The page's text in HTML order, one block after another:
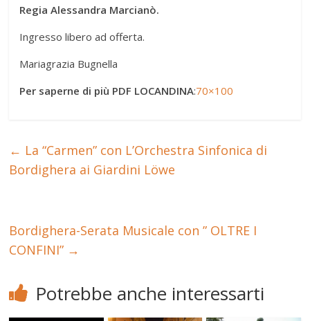
Regia Alessandra Marcianò.
Ingresso libero ad offerta.
Mariagrazia Bugnella
Per saperne di più PDF LOCANDINA:70×100
← La “Carmen” con L’Orchestra Sinfonica di
Bordighera ai Giardini Löwe
Bordighera-Serata Musicale con ” OLTRE I
CONFINI” →
Potrebbe anche interessarti